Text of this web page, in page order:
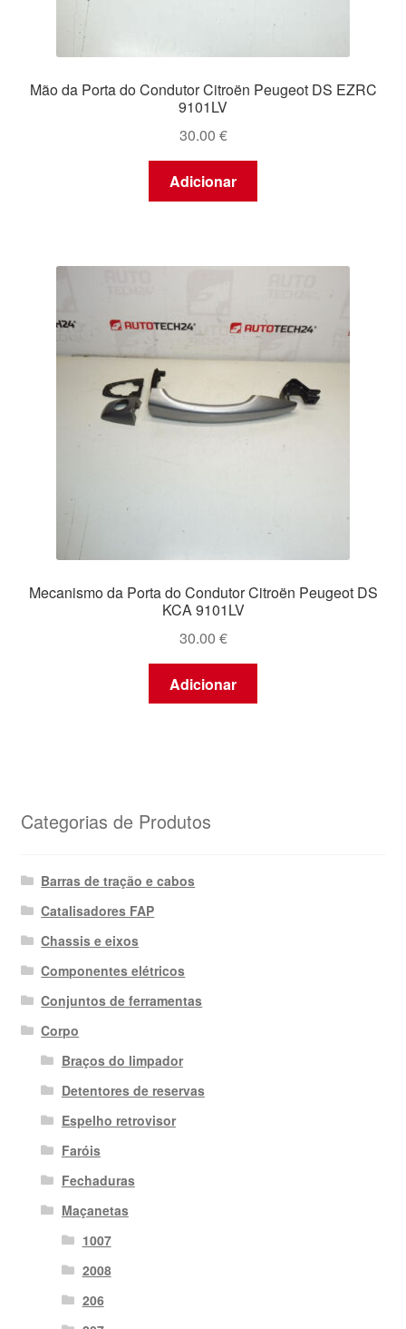
Mão da Porta do Condutor Citroën Peugeot DS EZRC
9101LV
30.00 €
Adicionar
Mecanismo da Porta do Condutor Citroën Peugeot DS
KCA 9101LV
30.00 €
Adicionar
Categorias de Produtos
Barras de tração e cabos
Catalisadores FAP
Chassis e eixos
Componentes elétricos
Conjuntos de ferramentas
Corpo
Braços do limpador
Detentores de reservas
Espelho retrovisor
Faróis
Fechaduras
Maçanetas
1007
2008
206